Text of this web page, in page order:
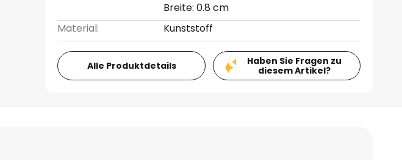
Breite: 0.8 cm
Material:
Kunststoff
Alle Produktdetails
Haben Sie Fragen zu
diesem Artikel?